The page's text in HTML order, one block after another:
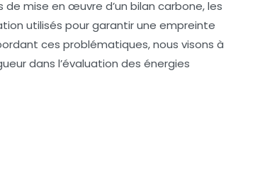
mise en œuvre d’un bilan carbone, les
utilisés pour garantir une empreinte
ces problématiques, nous visons à
dans l’évaluation des énergies